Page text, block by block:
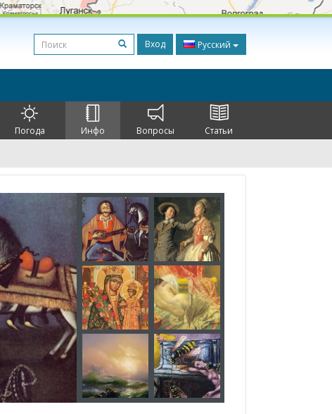
Вход Русский
Погода Инфо Вопросы Статьи